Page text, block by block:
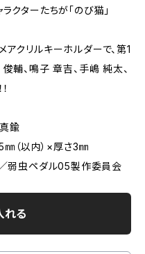
クターたちが「のび猫」
クリルキーホルダーで、第1
輔、鳴子 章吉、手嶋 純太、
鍮
（以内）×厚さ3㎜
弱虫ペダル05製作委員会
れる